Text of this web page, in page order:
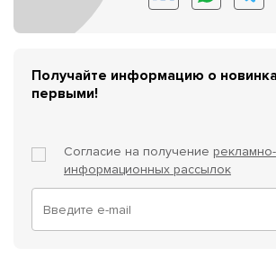
Получайте информацию о
первыми!
Согласие на получение рекламно-
информационных рассылок